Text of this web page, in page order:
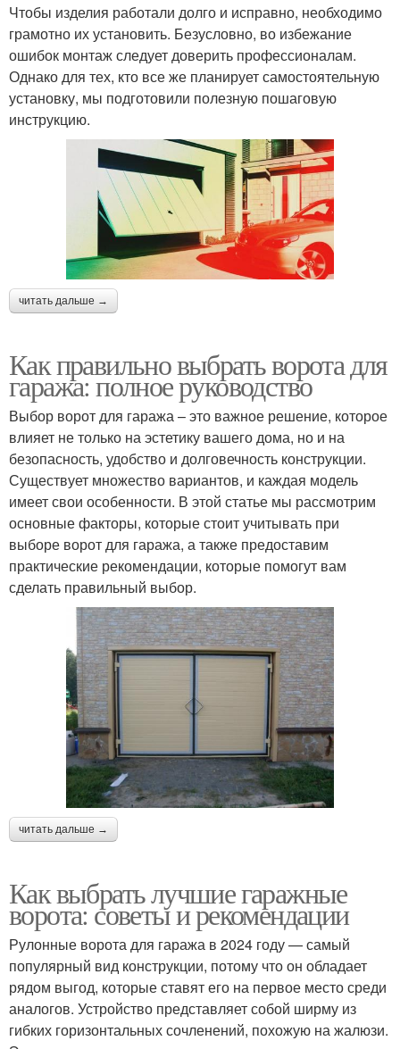
Чтобы изделия работали долго и исправно, необходимо
грамотно их установить. Безусловно, во избежание
ошибок монтаж следует доверить профессионалам.
Однако для тех, кто все же планирует самостоятельную
установку, мы подготовили полезную пошаговую
инструкцию.
читать дальше →
Как правильно выбрать ворота для
гаража: полное руководство
Выбор ворот для гаража – это важное решение, которое
влияет не только на эстетику вашего дома, но и на
безопасность, удобство и долговечность конструкции.
Существует множество вариантов, и каждая модель
имеет свои особенности. В этой статье мы рассмотрим
основные факторы, которые стоит учитывать при
выборе ворот для гаража, а также предоставим
практические рекомендации, которые помогут вам
сделать правильный выбор.
читать дальше →
Как выбрать лучшие гаражные
ворота: советы и рекомендации
Рулонные ворота для гаража в 2024 году — самый
популярный вид конструкции, потому что он обладает
рядом выгод, которые ставят его на первое место среди
аналогов. Устройство представляет собой ширму из
гибких горизонтальных сочленений, похожую на жалюзи.